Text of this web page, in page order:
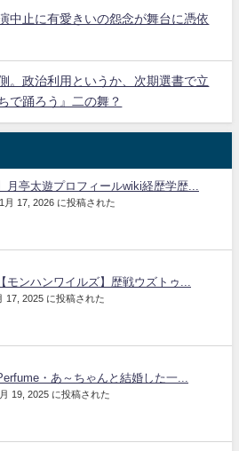
中止に有愛きいの怨念が舞台に憑依
。政治利用というか、次期選書で立
で踊ろう』二の舞？
月亭太遊プロフィールwiki経歴学歴...
1月 17, 2026 に投稿された
モンハンワイルズ】歴戦ウズトゥ...
17, 2025 に投稿された
・あ～ちゃんと結婚した一...
19, 2025 に投稿された